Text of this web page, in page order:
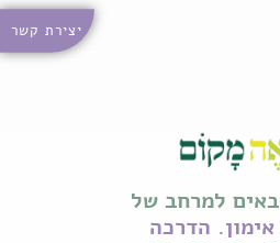
יצירת קשר
למרחב של
הדרכה